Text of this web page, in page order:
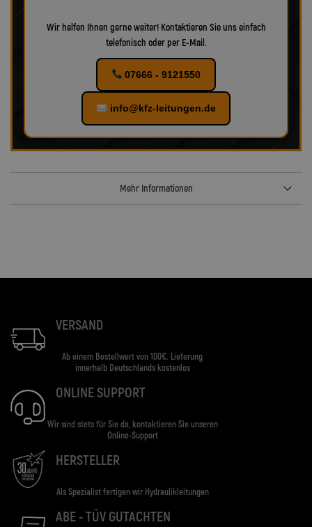
Wir helfen Ihnen gerne weiter! Kontaktieren Sie uns einfach
telefonisch oder per E-Mail.
07666 - 9121550
info@kfz-leitungen.de
Mehr Informationen
VERSAND
Ab einem Bestellwert von 100€. Lieferung
innerhalb Deutschlands kostenlos
ONLINE SUPPORT
Wir sind stets für Sie da, kontaktieren Sie unseren
Online-Support
HERSTELLER
Als Spezialist fertigen wir Hydraulikleitungen
ABE - TÜV GUTACHTEN